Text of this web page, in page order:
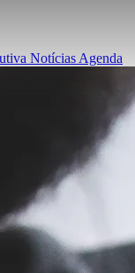
Notícias Agenda